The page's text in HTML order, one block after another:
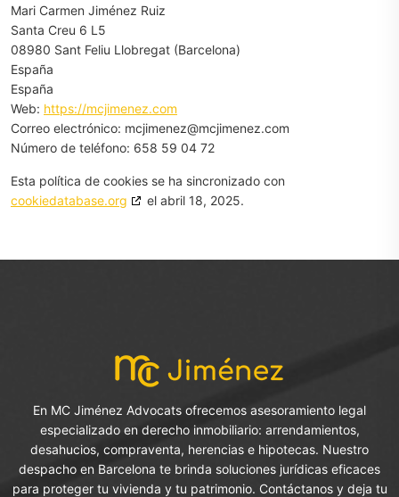
Mari Carmen Jiménez Ruiz
Santa Creu 6 L5
08980 Sant Feliu Llobregat (Barcelona)
España
España
Web: https://mcjimenez.com
Correo electrónico: mcjimenez@mcjimenez.com
Número de teléfono: 658 59 04 72
Esta política de cookies se ha sincronizado con
cookiedatabase.org
el abril 18, 2025.
En MC Jiménez Advocats ofrecemos asesoramiento legal
especializado en derecho inmobiliario: arrendamientos,
desahucios, compraventa, herencias e hipotecas. Nuestro
despacho en Barcelona te brinda soluciones jurídicas eficaces
para proteger tu vivienda y tu patrimonio. Contáctanos y deja tu